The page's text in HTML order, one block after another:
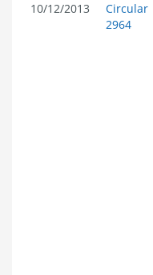
10/12/2013
Circular
2964